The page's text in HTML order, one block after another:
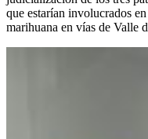
que estarían involucrados
marihuana en vías de Valle